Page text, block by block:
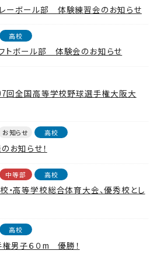
ーボール部 体験練習会のお知らせ
高校
トボール部 体験会のお知らせ
回全国高等学校野球選手権大阪大
お知らせ 高校
お知らせ！
中等部 高校
・高等学校総合体育大会、優秀校とし
高校
権男子６０m 優勝！